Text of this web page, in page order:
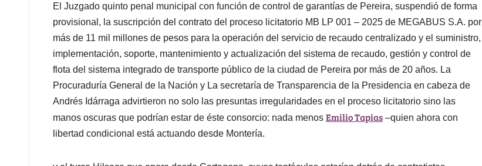
A
p
p
o
o
k
d
I
n
d
s
El Juzgado quinto penal municipal con función de control de garantías de Pereira, suspendió de forma
provisional, la suscripción del contrato del proceso licitatorio MB LP 001 – 2025 de MEGABUS S.A. por
más de 11 mil millones de pesos para la operación del servicio de recaudo centralizado y el suministro,
implementación, soporte, mantenimiento y actualización del sistema de recaudo, gestión y control de
flota del sistema integrado de transporte público de la ciudad de Pereira por más de 20 años. La
Procuraduría General de la Nación y La secretaría de Transparencia de la Presidencia en cabeza de
Andrés Idárraga advirtieron no solo las presuntas irregularidades en el proceso licitatorio sino las
manos oscuras que podrían estar de éste consorcio: nada menos Emilio Tapias –quien ahora con
libertad condicional está actuando desde Montería.